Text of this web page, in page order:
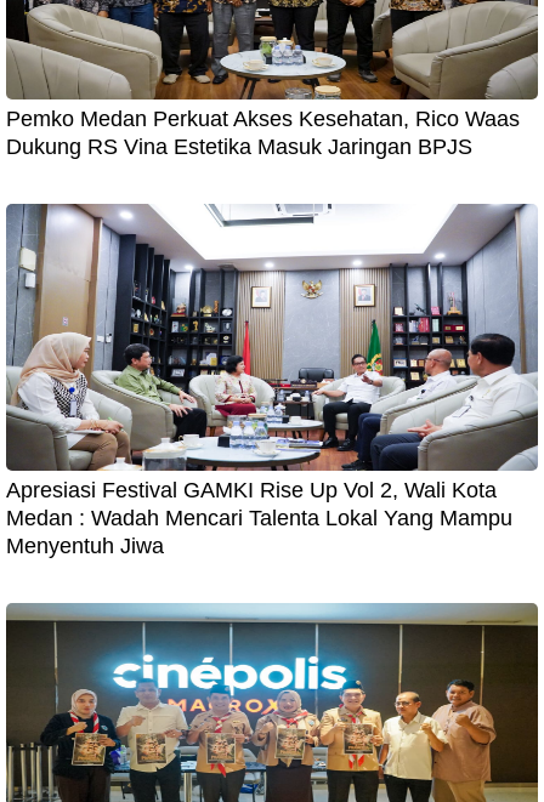
Pemko Medan Perkuat Akses Kesehatan, Rico Waas
Dukung RS Vina Estetika Masuk Jaringan BPJS
Apresiasi Festival GAMKI Rise Up Vol 2, Wali Kota
Medan : Wadah Mencari Talenta Lokal Yang Mampu
Menyentuh Jiwa